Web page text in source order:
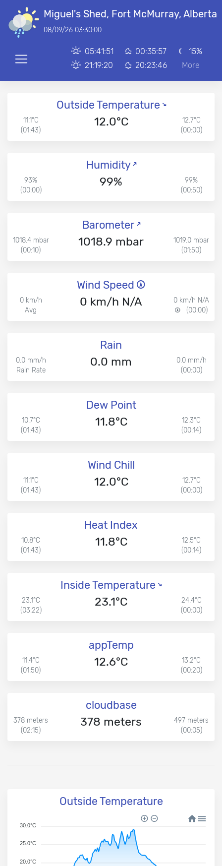
Miguel's Shed, Fort McMurray, Alberta
08/09/26 03:30:00
05:41:51
21:19:20
00:35:57
20:23:46
15%
More
Outside Temperature
11.1°C
(01:43)
12.0°C
12.7°C
(00:00)
Humidity
93%
(00:00)
99%
99%
(00:50)
Barometer
1018.4 mbar
(00:10)
1018.9 mbar
1019.0 mbar
(01:50)
Wind Speed
0 km/h
Avg
0 km/h N/A
0 km/h N/A
(00:00)
Rain
0.0 mm/h
Rain Rate
0.0 mm
0.0 mm/h
(00:00)
Dew Point
10.7°C
(01:43)
11.8°C
12.3°C
(00:14)
Wind Chill
11.1°C
(01:43)
12.0°C
12.7°C
(00:00)
Heat Index
10.8°C
(01:43)
11.8°C
12.5°C
(00:14)
Inside Temperature
23.1°C
(03:22)
23.1°C
24.4°C
(00:00)
appTemp
11.4°C
(01:50)
12.6°C
13.2°C
(00:20)
cloudbase
378 meters
(02:15)
378 meters
497 meters
(00:05)
Outside Temperature
30.0°C
25.0°C
20.0°C